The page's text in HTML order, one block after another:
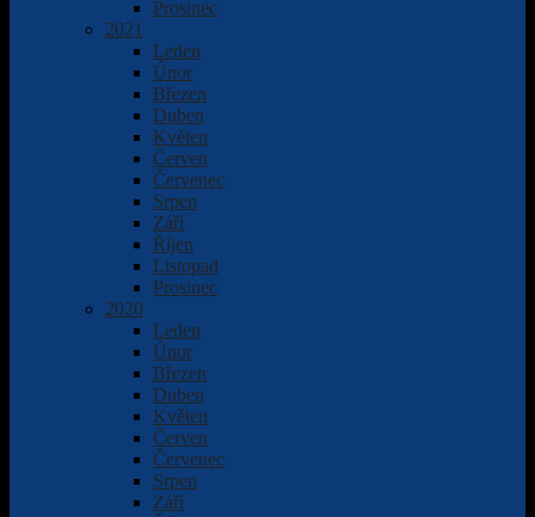
Prosinec
2021
Leden
Únor
Březen
Duben
Květen
Červen
Červenec
Srpen
Září
Říjen
Listopad
Prosinec
2020
Leden
Únor
Březen
Duben
Květen
Červen
Červenec
Srpen
Září